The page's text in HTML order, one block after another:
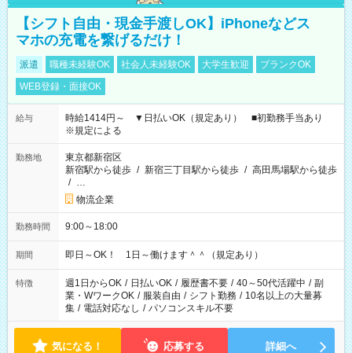
【シフト自由・現金手渡しOK】iPhoneなどス
マホの充電を繋げるだけ！
派遣 職種未経験OK 社会人未経験OK 大学生歓迎
ブランクOK
WEB登録・面接OK
給与
時給1414円～ ▼日払いOK（規定あり） ■初勤務手当あり
※規定による
勤務地
東京都新宿区
新宿駅から徒歩 / 新宿三丁目駅から徒歩 / 高田馬場駅から徒歩
/ …
物流企業
勤務時間 9:00～18:00
期間 即日～OK！ 1日～働けます＾＾（規定あり）
特徴 週1日からOK / 日払いOK / 履歴書不要 / 40～50代活躍中 / 副
業・WワークOK / 服装自由 / シフト勤務 / 10名以上の大量募
集 / 電話対応なし / パソコンスキル不要
気になる！ 応募する 詳細へ